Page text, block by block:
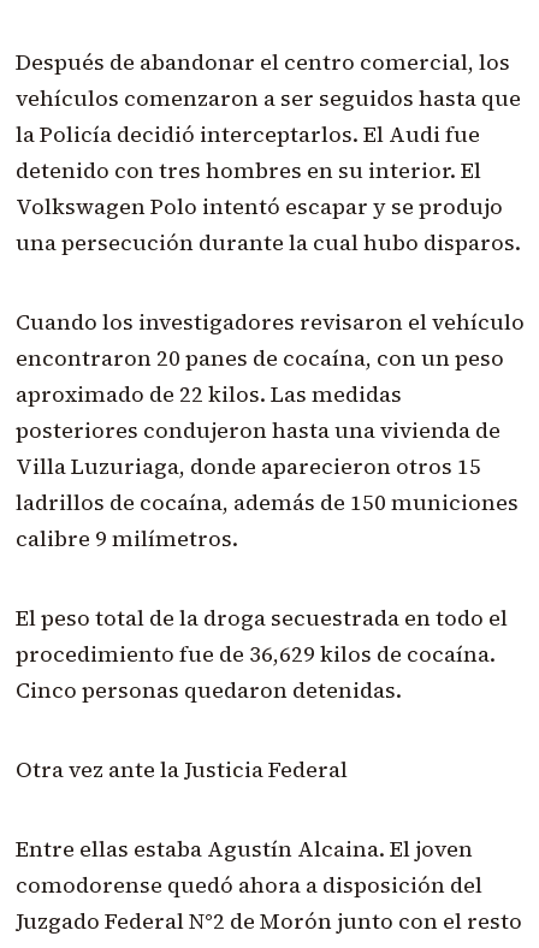
Después de abandonar el centro comercial, los
vehículos comenzaron a ser seguidos hasta que
la Policía decidió interceptarlos. El Audi fue
detenido con tres hombres en su interior. El
Volkswagen Polo intentó escapar y se produjo
una persecución durante la cual hubo disparos.
Cuando los investigadores revisaron el vehículo
encontraron 20 panes de cocaína, con un peso
aproximado de 22 kilos. Las medidas
posteriores condujeron hasta una vivienda de
Villa Luzuriaga, donde aparecieron otros 15
ladrillos de cocaína, además de 150 municiones
calibre 9 milímetros.
El peso total de la droga secuestrada en todo el
procedimiento fue de 36,629 kilos de cocaína.
Cinco personas quedaron detenidas.
Otra vez ante la Justicia Federal
Entre ellas estaba Agustín Alcaina. El joven
comodorense quedó ahora a disposición del
Juzgado Federal N°2 de Morón junto con el resto